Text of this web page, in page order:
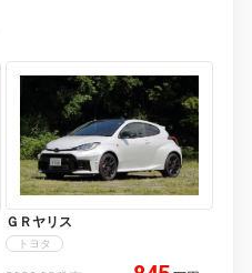
ＧＲヤリス
トヨタ